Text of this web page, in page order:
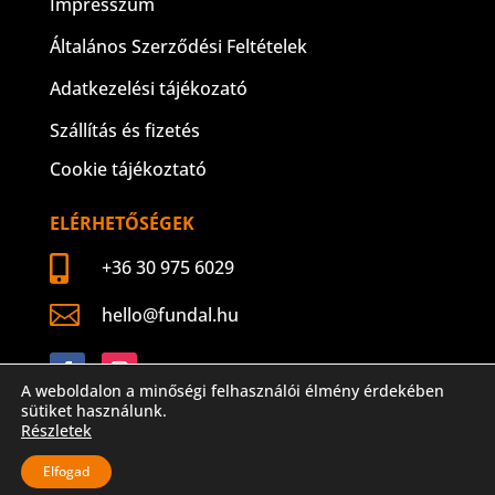
Általános Szerződési Feltételek
Adatkezelési tájékozató
Szállítás és fizetés
Cookie tájékoztató
ELÉRHETŐSÉGEK
 +36 30 975 6029
 hello@fundal.hu
KövetésKövetés
A weboldalon a minőségi felhasználói élmény érdekében
sütiket használunk.
Részletek
Elfogad